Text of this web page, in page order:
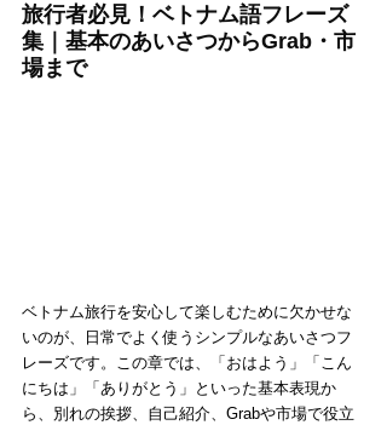
旅行者必見！ベトナム語フレーズ
集｜基本のあいさつからGrab・市
場まで
ベトナム旅行を安心して楽しむために欠かせな
いのが、日常でよく使うシンプルなあいさつフ
レーズです。この章では、「おはよう」「こん
にちは」「ありがとう」といった基本表現か
ら、別れの挨拶、自己紹介、Grabや市場で役立